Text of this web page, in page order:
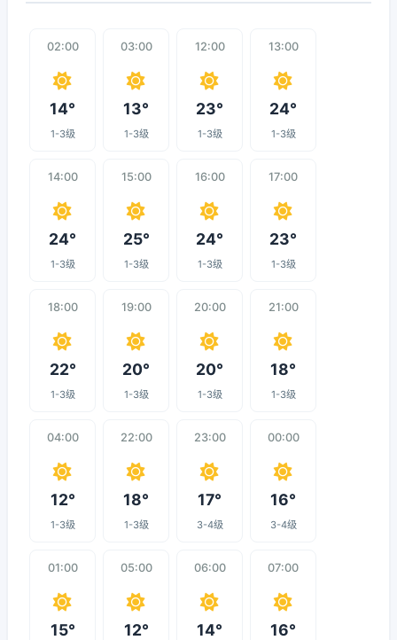
02:00
14°
1-3级
03:00
13°
1-3级
12:00
23°
1-3级
13:00
24°
1-3级
14:00
24°
1-3级
15:00
25°
1-3级
16:00
24°
1-3级
17:00
23°
1-3级
18:00
22°
1-3级
19:00
20°
1-3级
20:00
20°
1-3级
21:00
18°
1-3级
04:00
12°
1-3级
22:00
18°
1-3级
23:00
17°
3-4级
00:00
16°
3-4级
01:00
15°
05:00
12°
06:00
14°
07:00
16°